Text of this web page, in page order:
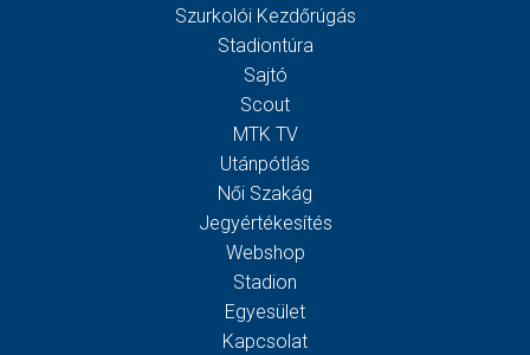
Szurkolói Kezdőrúgás
Stadiontúra
Sajtó
Scout
MTK TV
Utánpótlás
Női Szakág
Jegyértékesítés
Webshop
Stadion
Egyesület
Kapcsolat